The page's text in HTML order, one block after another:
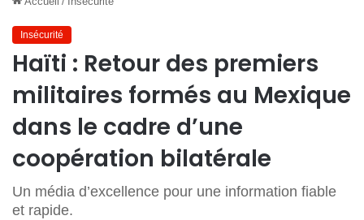
Insécurité
Haïti : Retour des premiers
militaires formés au Mexique
dans le cadre d’une
coopération bilatérale
Un média d’excellence pour une information fiable
et rapide.